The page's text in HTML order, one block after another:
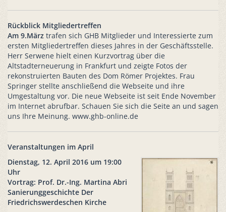
Rückblick Mitgliedertreffen
Am 9.März trafen sich GHB Mitglieder und Interessierte zum
ersten Mitgliedertreffen dieses Jahres in der Geschäftsstelle.
Herr Serwene hielt einen Kurzvortrag über die
Altstadterneuerung in Frankfurt und zeigte Fotos der
rekonstruierten Bauten des Dom Römer Projektes. Frau
Springer stellte anschließend die Webseite und ihre
Umgestaltung vor. Die neue Webseite ist seit Ende November
im Internet abrufbar. Schauen Sie sich die Seite an und sagen
uns Ihre Meinung. www.ghb-online.de
Veranstaltungen im April
Dienstag, 12. April 2016 um 19:00
Uhr
Vortrag: Prof. Dr.-Ing. Martina Abri
Sanierunggeschichte Der
Friedrichswerdeschen Kirche